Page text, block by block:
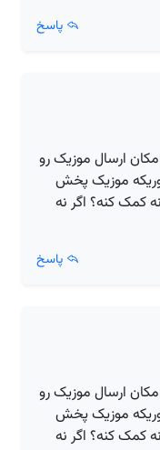
پاسخ
ارسال موزیک رو
موزیک پخش
کمک کنه؟ اگر نه
پاسخ
ارسال موزیک رو
موزیک پخش
کمک کنه؟ اگر نه